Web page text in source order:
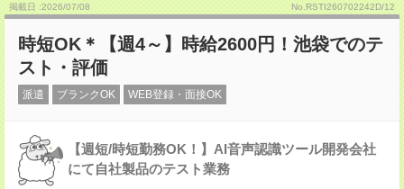
掲載日 :2026/07/08 No.RSTI260702242D/12
時短OK＊【週4～】時給2600円！池袋でのテ
スト・評価
派遣 ブランクOK WEB登録・面接OK
【週短/時短勤務OK！】AI音声認識ツール開発会社
にて自社製品のテスト業務